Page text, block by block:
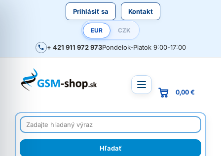
Prihlásiť sa Kontakt
EUR CZK
+ 421 911 972 973Pondelok-Piatok 9:00-17:00
0,00 €